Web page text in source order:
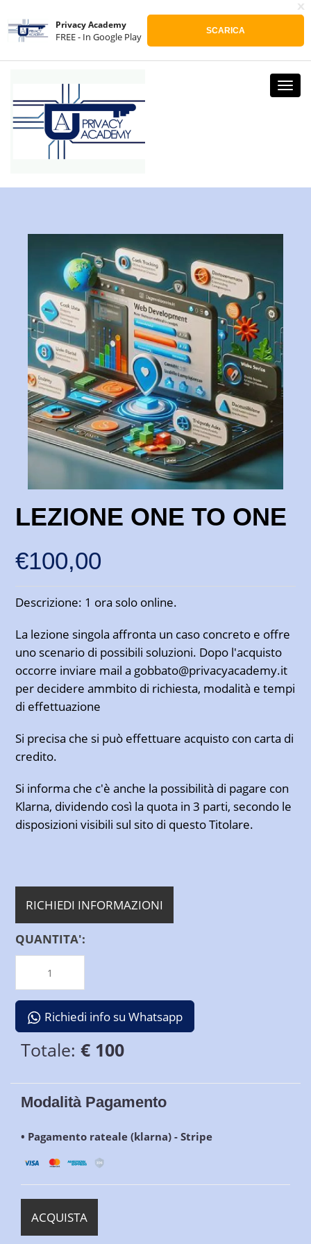
ACCEDI
x
Privacy Academy
FREE - In Google Play SCARICA
LEZIONE ONE TO ONE
€100,00
Descrizione: 1 ora solo online.
La lezione singola affronta un caso concreto e offre
uno scenario di possibili soluzioni. Dopo l'acquisto
occorre inviare mail a gobbato@privacyacademy.it
per decidere ammbito di richiesta, modalità e tempi
di effettuazione
Si precisa che si può effettuare acquisto con carta di
credito.
Si informa che c'è anche la possibilità di pagare con
Klarna, dividendo così la quota in 3 parti, secondo le
disposizioni visibili sul sito di questo Titolare.
RICHIEDI INFORMAZIONI
QUANTITA':
Richiedi info su Whatsapp
Totale: € 100
Modalità Pagamento
• Pagamento rateale (klarna) - Stripe
ACQUISTA